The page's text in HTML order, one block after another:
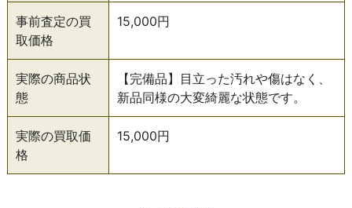
事前査定の買
取価格
15,000円
実際の商品状
態
【完備品】目立った汚れや傷はなく、
新品同様の大変綺麗な状態です。
実際の買取価
格
15,000円